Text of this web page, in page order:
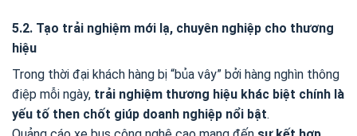
5.2. Tạo trải nghiệm mới lạ, chuyên nghiệp cho thương
hiệu
Trong thời đại khách hàng bị “bủa vây” bởi hàng nghìn thông
điệp mỗi ngày, trải nghiệm thương hiệu khác biệt chính là
yếu tố then chốt giúp doanh nghiệp nổi bật.